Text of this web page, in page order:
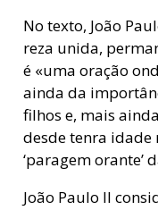
No texto, João
reza unida,
é «uma oração
ainda da
filhos e, mais
desde tenra
‘paragem orante’
João Paulo II